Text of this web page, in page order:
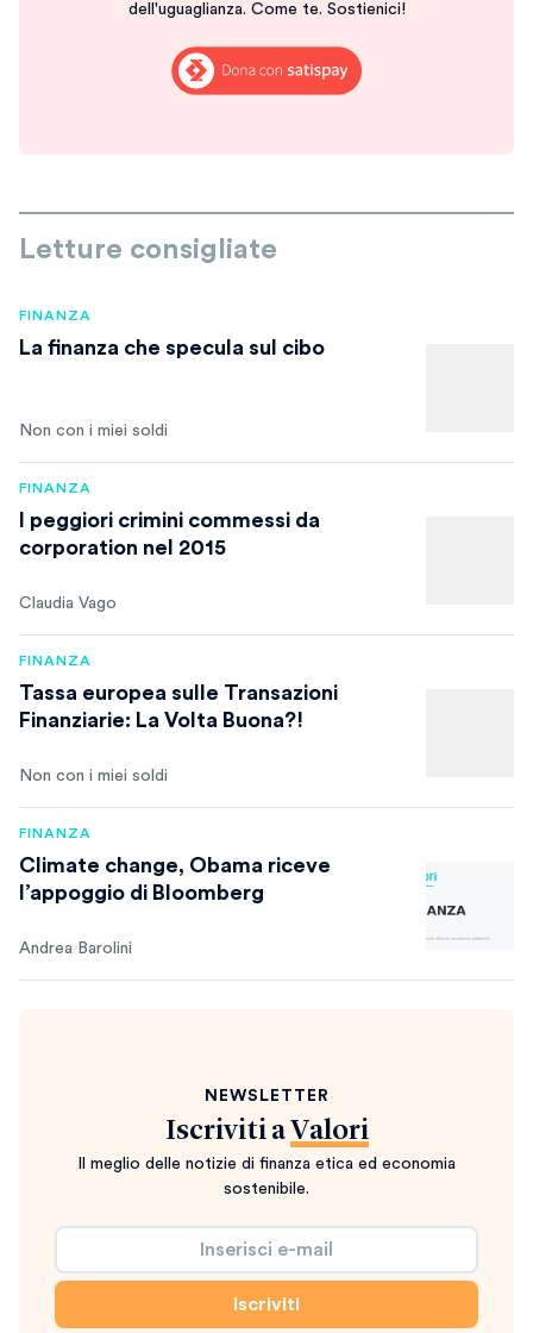
dell'uguaglianza. Come te. Sostienici!
Letture consigliate
FINANZA
La finanza che specula sul cibo
Non con i miei soldi
FINANZA
I peggiori crimini commessi da
corporation nel 2015
Claudia Vago
FINANZA
Tassa europea sulle Transazioni
Finanziarie: La Volta Buona?!
Non con i miei soldi
FINANZA
Climate change, Obama riceve
l’appoggio di Bloomberg
Andrea Barolini
NEWSLETTER
Iscriviti a Valori
Il meglio delle notizie di finanza etica ed economia
sostenibile.